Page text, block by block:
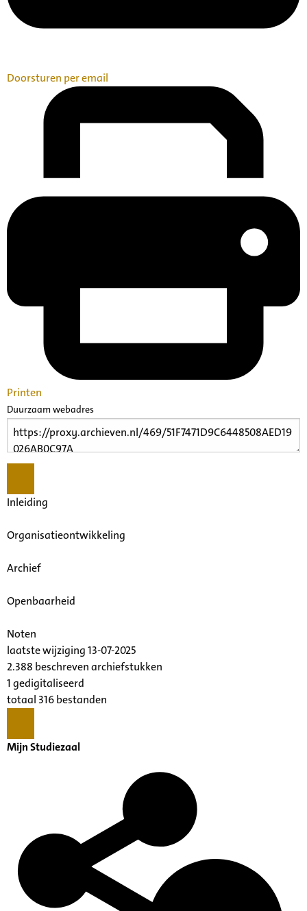
Doorsturen per email
Printen
Duurzaam webadres
Inleiding
Organisatieontwikkeling
Archief
Openbaarheid
Noten
laatste wijziging 13-07-2025
2.388 beschreven archiefstukken
1 gedigitaliseerd
totaal 316 bestanden
Mijn Studiezaal